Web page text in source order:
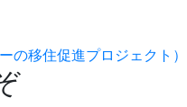
移住促進プロジェクト）